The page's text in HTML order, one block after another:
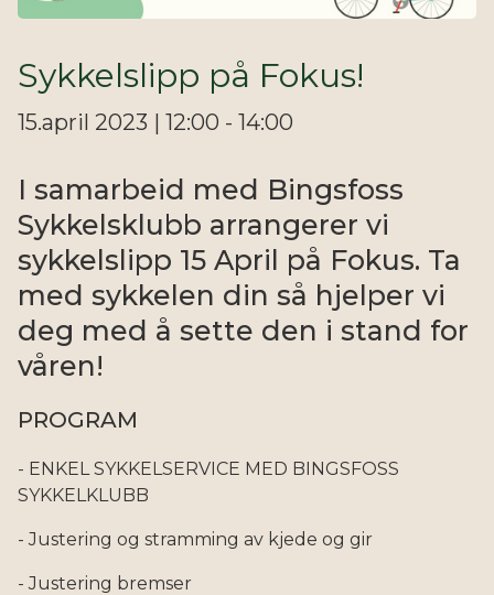
Sykkelslipp på Fokus!
15.april 2023 | 12:00 - 14:00
I samarbeid med Bingsfoss
Sykkelsklubb arrangerer vi
sykkelslipp 15 April på Fokus. Ta
med sykkelen din så hjelper vi
deg med å sette den i stand for
våren!
PROGRAM
- ENKEL SYKKELSERVICE MED BINGSFOSS
SYKKELKLUBB
- Justering og stramming av kjede og gir
- Justering bremser